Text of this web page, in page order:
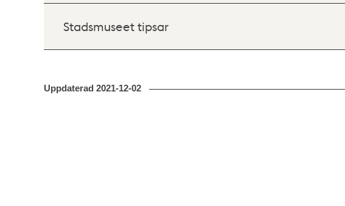
Stadsmuseet tipsar
Uppdaterad 2021-12-02